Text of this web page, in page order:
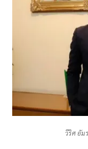
วีริศ อัม